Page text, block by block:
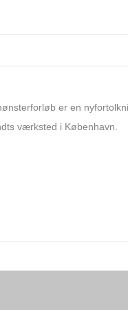
er en
værksted i København.